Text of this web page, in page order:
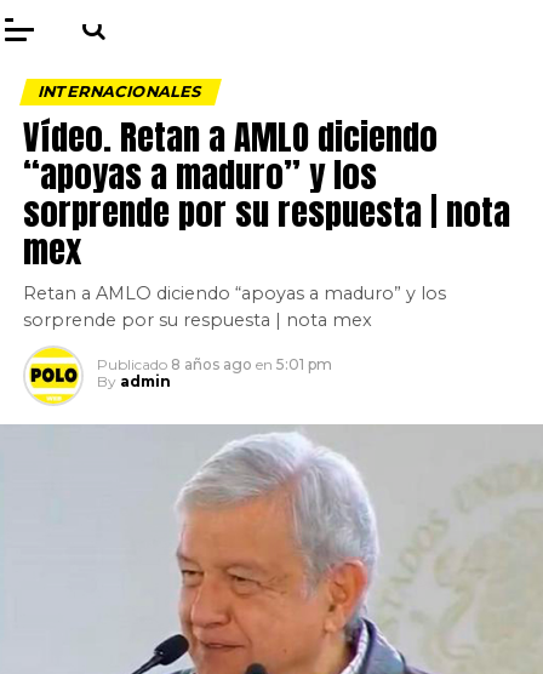
INTERNACIONALES
Vídeo. Retan a AMLO diciendo
“apoyas a maduro” y los
sorprende por su respuesta | nota
mex
Retan a AMLO diciendo “apoyas a maduro” y los
sorprende por su respuesta | nota mex
Publicado 8 años ago en 5:01 pm
By admin